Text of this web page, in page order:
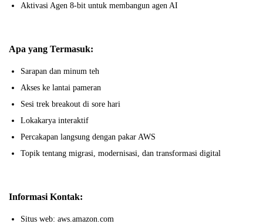
Aktivasi Agen 8-bit untuk membangun agen AI
Apa yang Termasuk:
Sarapan dan minum teh
Akses ke lantai pameran
Sesi trek breakout di sore hari
Lokakarya interaktif
Percakapan langsung dengan pakar AWS
Topik tentang migrasi, modernisasi, dan transformasi digital
Informasi Kontak:
Situs web: aws.amazon.com